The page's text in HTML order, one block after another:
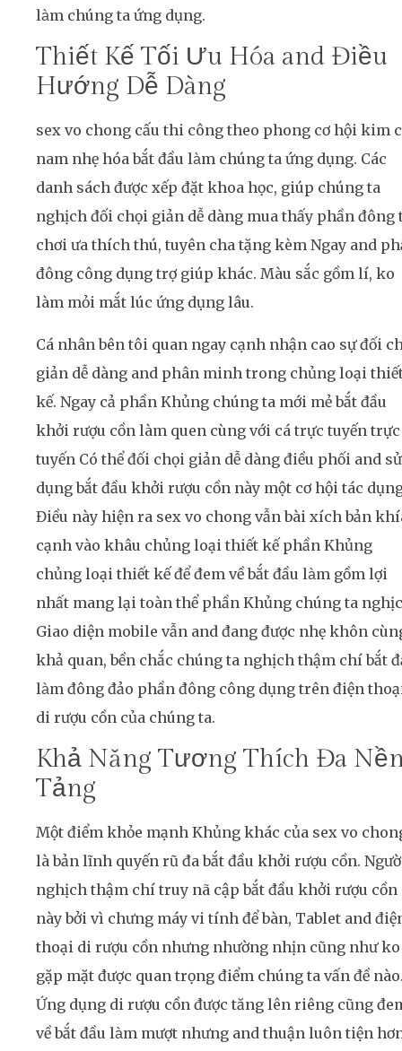
làm chúng ta ứng dụng.
Thiết Kế Tối Ưu Hóa and Điều
Hướng Dễ Dàng
sex vo chong cấu thi công theo phong cơ hội kim
nam nhẹ hóa bắt đầu làm chúng ta ứng dụng. Các
danh sách được xếp đặt khoa học, giúp chúng ta
nghịch đối chọi giản dễ dàng mua thấy phần đông
chơi ưa thích thú, tuyên cha tặng kèm Ngay and
đông công dụng trợ giúp khác. Màu sắc gồm lí, ko
làm mỏi mắt lúc ứng dụng lâu.
Cá nhân bên tôi quan ngay cạnh nhận cao sự đối
giản dễ dàng and phân minh trong chủng loại
kế. Ngay cả phần Khủng chúng ta mới mẻ bắt đầu
khởi rượu cồn làm quen cùng với cá trực tuyến trực
tuyến Có thể đối chọi giản dễ dàng điều phối and sử
dụng bắt đầu khởi rượu cồn này một cơ hội tác
Điều này hiện ra sex vo chong vẫn bài xích bản
cạnh vào khâu chủng loại thiết kế phần Khủng
chủng loại thiết kế để đem về bắt đầu làm gồm lợi
nhất mang lại toàn thể phần Khủng chúng ta
Giao diện mobile vẫn and đang được nhẹ khôn
khả quan, bền chắc chúng ta nghịch thậm chí bắt
làm đông đảo phần đông công dụng trên điện
di rượu cồn của chúng ta.
Khả Năng Tương Thích Đa
Tảng
Một điểm khỏe mạnh Khủng khác của sex vo
là bản lĩnh quyến rũ đa bắt đầu khởi rượu cồn.
nghịch thậm chí truy nã cập bắt đầu khởi rượu cồn
này bởi vì chưng máy vi tính để bàn, Tablet and
thoại di rượu cồn nhưng nhường nhịn cũng như ko
gặp mặt được quan trọng điểm chúng ta vấn đề
Ứng dụng di rượu cồn được tăng lên riêng cũng
về bắt đầu làm mượt nhưng and thuận luôn tiện